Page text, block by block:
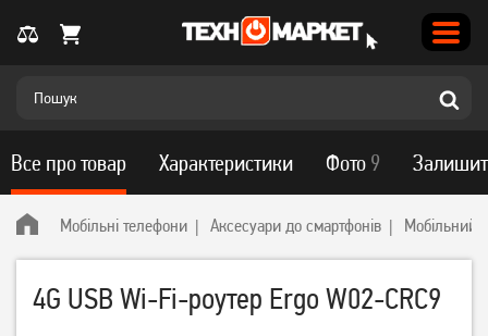
Мобільні телефони Аксесуари до смартфонів Мобільний
4G USB Wi-Fi-роутер Ergo W02-CRC9
Все про товар Характеристики Фото 9